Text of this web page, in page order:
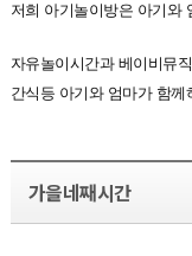
저희 아기놀이방은 아기와
자유놀이시간과 베이비뮤
간식등 아기와 엄마가 함
가을네째시간